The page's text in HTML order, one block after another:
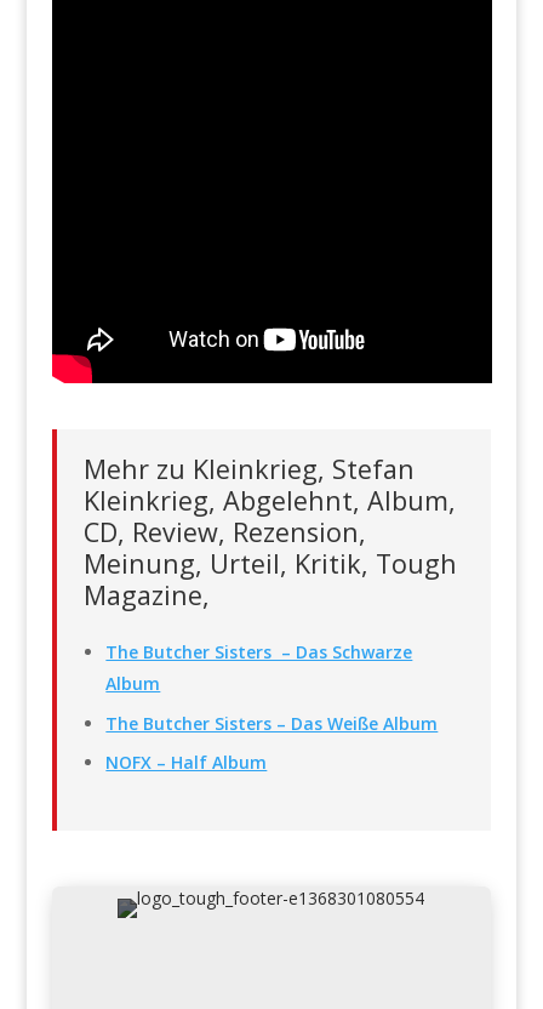
Mehr zu Kleinkrieg, Stefan
Kleinkrieg, Abgelehnt, Album,
CD, Review, Rezension,
Meinung, Urteil, Kritik, Tough
Magazine,
The Butcher Sisters – Das Schwarze
Album
The Butcher Sisters – Das Weiße Album
NOFX – Half Album